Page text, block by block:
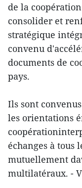
de la
consolider et
stratégique
convenu
documents de
pays.
Ils sont
les orientations
échanges à tous
mutuellement
multilatéraux. -